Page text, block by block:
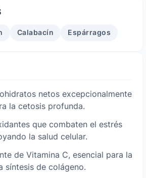
Calabacín Espárragos
netos excepcionalmente
la cetosis profunda.
que combaten el estrés
la salud celular.
de Vitamina C, esencial para la
síntesis de colágeno.